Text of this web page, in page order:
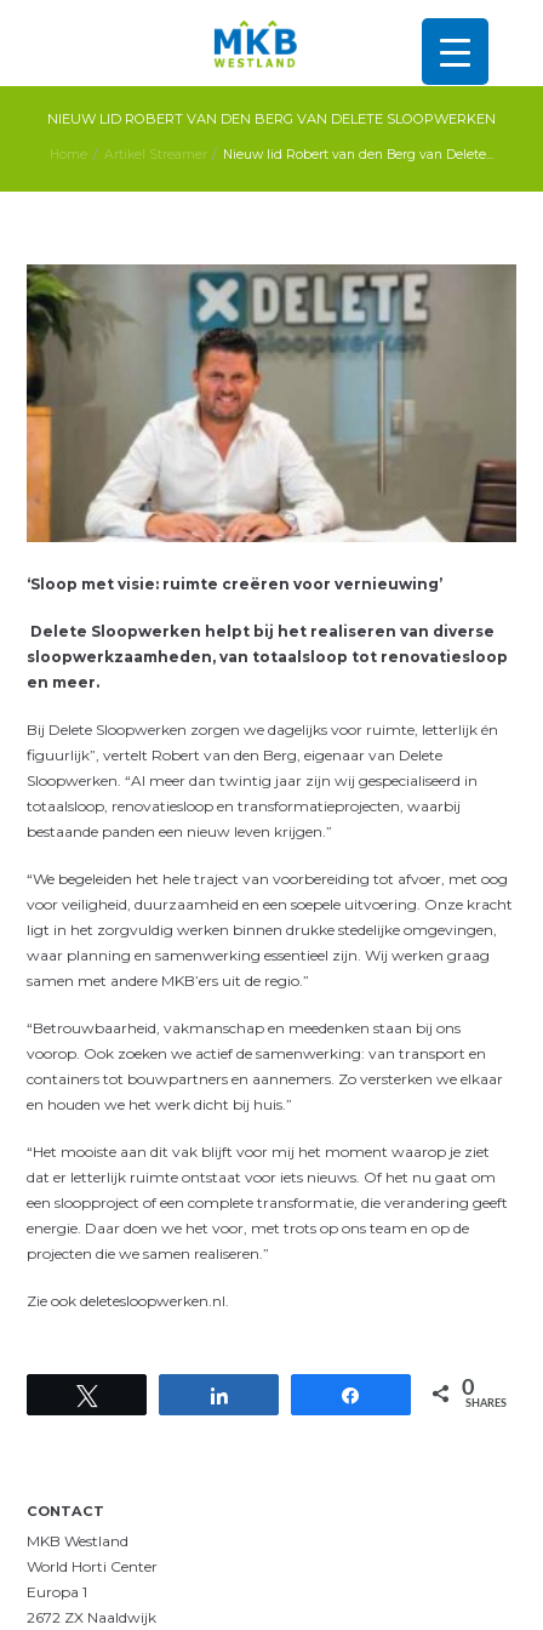
NIEUW LID ROBERT VAN DEN BERG VAN DELETE SLOOPWERKEN
Home Artikel Streamer Nieuw lid Robert van den Berg van Delete...
‘Sloop met visie: ruimte creëren voor vernieuwing’
Delete Sloopwerken helpt bij het realiseren van diverse
sloopwerkzaamheden, van totaalsloop tot renovatiesloop
en meer.
Bij Delete Sloopwerken zorgen we dagelijks voor ruimte, letterlijk én
figuurlijk”, vertelt Robert van den Berg, eigenaar van Delete
Sloopwerken. “Al meer dan twintig jaar zijn wij gespecialiseerd in
totaalsloop, renovatiesloop en transformatieprojecten, waarbij
bestaande panden een nieuw leven krijgen.”
“We begeleiden het hele traject van voorbereiding tot afvoer, met oog
voor veiligheid, duurzaamheid en een soepele uitvoering. Onze kracht
ligt in het zorgvuldig werken binnen drukke stedelijke omgevingen,
waar planning en samenwerking essentieel zijn. Wij werken graag
samen met andere MKB’ers uit de regio.”
“Betrouwbaarheid, vakmanschap en meedenken staan bij ons
voorop. Ook zoeken we actief de samenwerking: van transport en
containers tot bouwpartners en aannemers. Zo versterken we elkaar
en houden we het werk dicht bij huis.”
“Het mooiste aan dit vak blijft voor mij het moment waarop je ziet
dat er letterlijk ruimte ontstaat voor iets nieuws. Of het nu gaat om
een sloopproject of een complete transformatie, die verandering geeft
energie. Daar doen we het voor, met trots op ons team en op de
projecten die we samen realiseren.”
Zie ook deletesloopwerken.nl.
0
SHARES
CONTACT
MKB Westland
World Horti Center
Europa 1
2672 ZX Naaldwijk